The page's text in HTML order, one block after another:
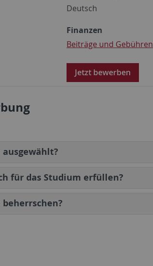
Deutsch
Finanzen
Beiträge und Gebühren
Jetzt bewerben
für das Studium erfüllen?